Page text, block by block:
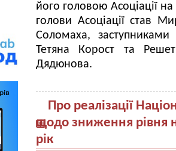
його головою Асоціації
голови Асоціації став
Соломаха,
Тетяна Корост та
Дядюнова.
Про реалізації
щодо зниження рівня
рік